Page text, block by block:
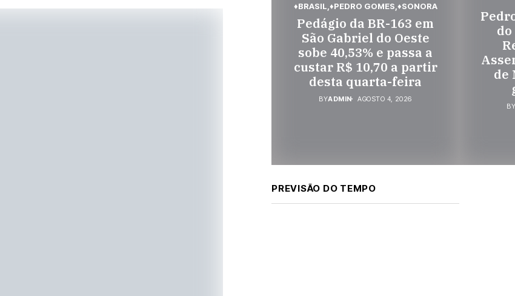
♦BRASIL ♦PEDRO GOMES ♦SONORA
Pedágio da BR-163 em
São Gabriel do Oeste
sobe 40,53% e passa a
custar R$ 10,70 a partir
desta quarta-feira
BYADMIN AGOSTO 4, 2026
de
PREVISÃO DO TEMPO